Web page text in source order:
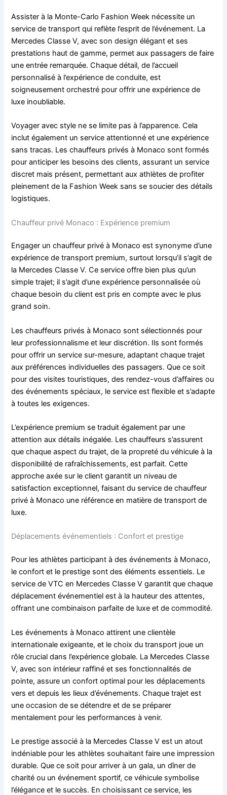
Assister à la Monte-Carlo Fashion Week nécessite un
service de transport qui reflète l’esprit de l’événement. La
Mercedes Classe V, avec son design élégant et ses
prestations haut de gamme, permet aux passagers de faire
une entrée remarquée. Chaque détail, de l’accueil
personnalisé à l’expérience de conduite, est
soigneusement orchestré pour offrir une expérience de
luxe inoubliable.
Voyager avec style ne se limite pas à l’apparence. Cela
inclut également un service attentionné et une expérience
sans tracas. Les chauffeurs privés à Monaco sont formés
pour anticiper les besoins des clients, assurant un service
discret mais présent, permettant aux athlètes de profiter
pleinement de la Fashion Week sans se soucier des détails
logistiques.
Chauffeur privé Monaco : Expérience premium
Engager un chauffeur privé à Monaco est synonyme d’une
expérience de transport premium, surtout lorsqu’il s’agit de
la Mercedes Classe V. Ce service offre bien plus qu’un
simple trajet; il s’agit d’une expérience personnalisée où
chaque besoin du client est pris en compte avec le plus
grand soin.
Les chauffeurs privés à Monaco sont sélectionnés pour
leur professionnalisme et leur discrétion. Ils sont formés
pour offrir un service sur-mesure, adaptant chaque trajet
aux préférences individuelles des passagers. Que ce soit
pour des visites touristiques, des rendez-vous d’affaires ou
des événements spéciaux, le service est flexible et s’adapte
à toutes les exigences.
L’expérience premium se traduit également par une
attention aux détails inégalée. Les chauffeurs s’assurent
que chaque aspect du trajet, de la propreté du véhicule à la
disponibilité de rafraîchissements, est parfait. Cette
approche axée sur le client garantit un niveau de
satisfaction exceptionnel, faisant du service de chauffeur
privé à Monaco une référence en matière de transport de
luxe.
Déplacements événementiels : Confort et prestige
Pour les athlètes participant à des événements à Monaco,
le confort et le prestige sont des éléments essentiels. Le
service de VTC en Mercedes Classe V garantit que chaque
déplacement événementiel est à la hauteur des attentes,
offrant une combinaison parfaite de luxe et de commodité.
Les événements à Monaco attirent une clientèle
internationale exigeante, et le choix du transport joue un
rôle crucial dans l’expérience globale. La Mercedes Classe
V, avec son intérieur raffiné et ses fonctionnalités de
pointe, assure un confort optimal pour les déplacements
vers et depuis les lieux d’événements. Chaque trajet est
une occasion de se détendre et de se préparer
mentalement pour les performances à venir.
Le prestige associé à la Mercedes Classe V est un atout
indéniable pour les athlètes souhaitant faire une impression
durable. Que ce soit pour arriver à un gala, un dîner de
charité ou un événement sportif, ce véhicule symbolise
l’élégance et le succès. En choisissant ce service, les